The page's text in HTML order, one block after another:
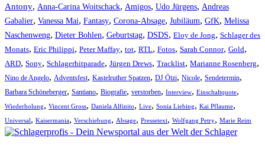
Antony, Anna-Carina Woitschack, Amigos, Udo Jürgens, Andreas
Gabalier, Vanessa Mai, Fantasy, Corona-Absage, Jubiläum, GfK, Melissa
Naschenweng, Dieter Bohlen, Geburtstag, DSDS, Eloy de Jong, Schlager des
Monats, Eric Philippi, Peter Maffay, tot, RTL, Fotos, Sarah Connor, Gold,
ARD, Sony, Schlagerhitparade, Jürgen Drews, Tracklist, Marianne Rosenberg,
Nino de Angelo, Adventsfest, Kastelruther Spatzen, DJ Ötzi, Nicole, Sendetermin,
Barbara Schöneberger, Santiano, Biografie, verstorben, Interview, Einschaltquote,
Wiederholung, Vincent Gross, Daniela Alfinito, Live, Sonia Liebing, Kai Pflaume,
Universal, Kaisermania, Verschiebung, Absage, Pressetext, Wolfgang Petry, Marie Reim